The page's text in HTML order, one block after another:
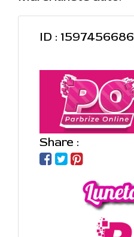
ID : 1597456686
Share :